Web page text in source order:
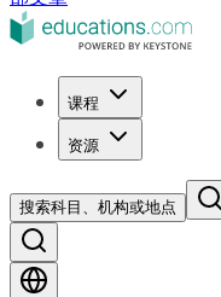
课程
资源
搜索科目、机构或地点